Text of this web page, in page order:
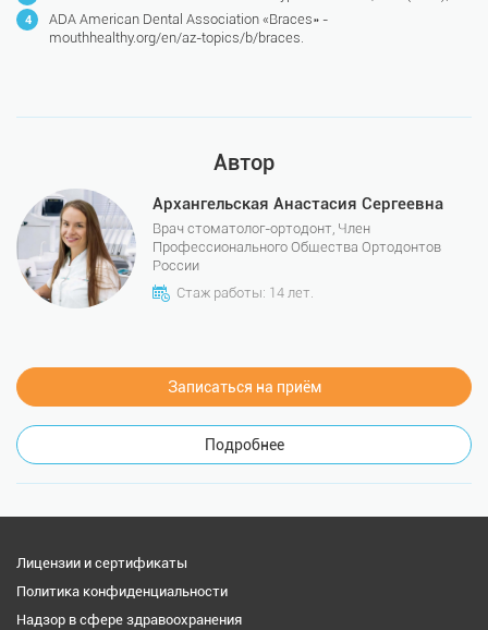
ADA American Dental Association «Braces» -
mouthhealthy.org/en/az-topics/b/braces.
Автор
Архангельская Анастасия Сергеевна
Врач стоматолог-ортодонт, Член
Профессионального Общества Ортодонтов
России
Стаж работы: 14 лет.
Записаться на приём
Подробнее
Лицензии и сертификаты
Политика конфиденциальности
Надзор в сфере здравоохранения